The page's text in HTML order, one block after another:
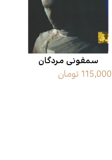
سمفونی مردگان
115,000 تومان